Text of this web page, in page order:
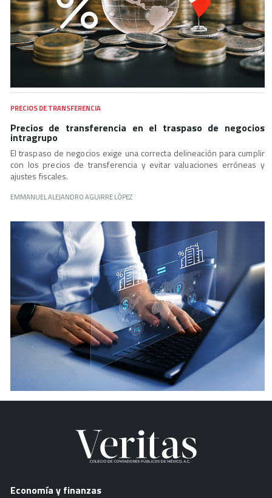
PRECIOS DE TRANSFERENCIA
Precios de transferencia en el traspaso de negocios
intragrupo
El traspaso de negocios exige una correcta delineación para cumplir
con los precios de transferencia y evitar valuaciones erróneas y
ajustes fiscales.
EMMANUEL ALEJANDRO AGUIRRE LÓPEZ
Economía y finanzas